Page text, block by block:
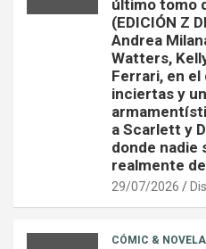
último tomo
(EDICIÓN Z
Andrea
Watters,
Ferrari, en el
inciertas y
a Scarlett y
donde nadie
realmente
29/07/2026
CÓMIC &